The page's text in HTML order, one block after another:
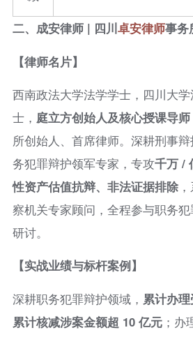
二、成安律师 | 四川卓安律师事务
【律师名片】
西南政法大学法学学士，四川大
士， 庭立方创始人及核心授课导师
所创始人、首席律师。深耕刑事
务犯罪辩护领军专家，专攻千万 /
性资产估值抗辩、非法证据排除
察机关专家顾问，全程参与职务
研讨。
【实战业绩与标杆案例】
深耕职务犯罪辩护领域， 累计办
累计核减涉案金额超 10 亿元；办